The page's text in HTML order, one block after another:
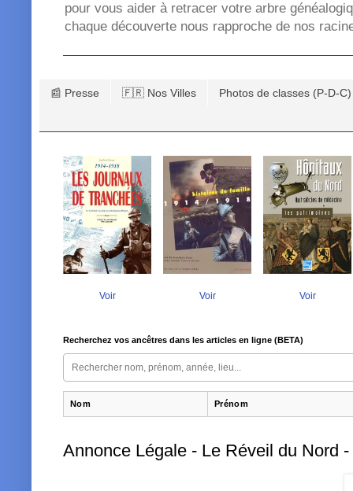
pour vous aider à retracer votre arbre
chaque découverte nous rapproche de nos
📰 Presse 🇫🇷 Nos Villes Photos de classes (P-D-C)
Voir Voir Voir
Recherchez vos ancêtres dans les articles en ligne (BETA)
Nom Prénom
Annonce Légale - Le Réveil du Nord